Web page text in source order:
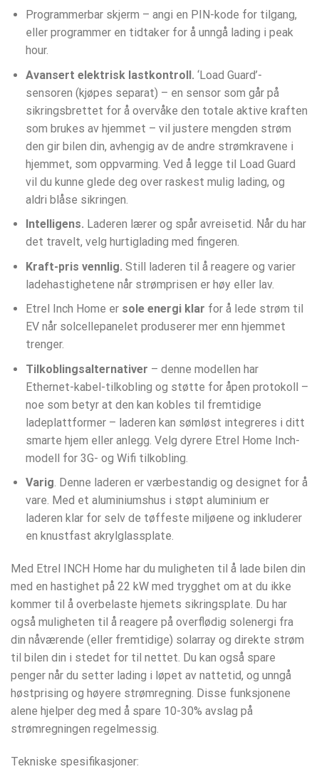
Programmerbar skjerm – angi en PIN-kode for tilgang,
eller programmer en tidtaker for å unngå lading i peak
hour.
Avansert elektrisk lastkontroll. ‘Load Guard’-
sensoren (kjøpes separat) – en sensor som går på
sikringsbrettet for å overvåke den totale aktive kraften
som brukes av hjemmet – vil justere mengden strøm
den gir bilen din, avhengig av de andre strømkravene i
hjemmet, som oppvarming. Ved å legge til Load Guard
vil du kunne glede deg over raskest mulig lading, og
aldri blåse sikringen.
Intelligens. Laderen lærer og spår avreisetid. Når du har
det travelt, velg hurtiglading med fingeren.
Kraft-pris vennlig. Still laderen til å reagere og varier
ladehastighetene når strømprisen er høy eller lav.
Etrel Inch Home er sole energi klar for å lede strøm til
EV når solcellepanelet produserer mer enn hjemmet
trenger.
Tilkoblingsalternativer – denne modellen har
Ethernet-kabel-tilkobling og støtte for åpen protokoll –
noe som betyr at den kan kobles til fremtidige
ladeplattformer – laderen kan sømløst integreres i ditt
smarte hjem eller anlegg. Velg dyrere Etrel Home Inch-
modell for 3G- og Wifi tilkobling.
Varig. Denne laderen er værbestandig og designet for å
vare. Med et aluminiumshus i støpt aluminium er
laderen klar for selv de tøffeste miljøene og inkluderer
en knustfast akrylglassplate.
Med Etrel INCH Home har du muligheten til å lade bilen din
med en hastighet på 22 kW med trygghet om at du ikke
kommer til å overbelaste hjemets sikringsplate. Du har
også muligheten til å reagere på overflødig solenergi fra
din nåværende (eller fremtidige) solarray og direkte strøm
til bilen din i stedet for til nettet. Du kan også spare
penger når du setter lading i løpet av nattetid, og unngå
høstprising og høyere strømregning. Disse funksjonene
alene hjelper deg med å spare 10-30% avslag på
strømregningen regelmessig.
Tekniske spesifikasjoner: